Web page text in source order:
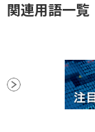
関連用語一覧